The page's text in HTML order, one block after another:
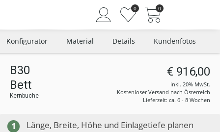
0 0
Konfigurator Material Details Kundenfotos
B30
Bett
Kernbuche
€ 916,00
inkl. 20% MwSt.
Kostenloser Versand nach Österreich
Lieferzeit: ca. 6 - 8 Wochen
1 Länge, Breite, Höhe und Einlagetiefe planen